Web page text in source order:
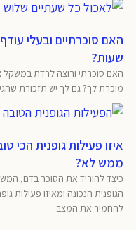
שעות?
מוכרת לך? גם לך יש תזכורת
איזו פעילות גופנית הכי
ממש לא?
כיצד להוריד את הסוכר בדם,
הגופנית הנכונה ומאיזו פעילות
להחמיר את המצב.